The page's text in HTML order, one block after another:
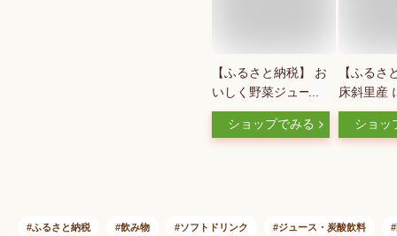
【ふるさと納税】 お
いしく野菜ジュース
( 190g × 30本 ) 【 砂
糖 ・ 食塩 不使用 】
ミン 栄養補給
ショップでみる
【ふるさ
床斜里産
ュース
北海道人
ショッ
ふるさと納税 飲み物 ソフトドリンク ジュース・炭酸飲料